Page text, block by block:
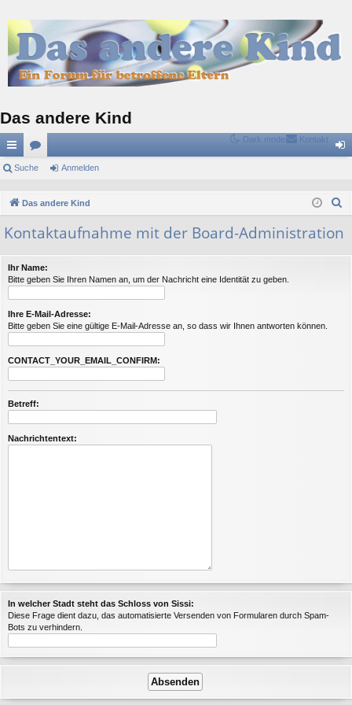
Das andere Kind
ch
llz
ug
riff
or
Dark mode Kontakt
el
de
Suche Anmelden
Das andere Kind
h
Kontaktaufnahme mit der Board-Administration
Ihr Name:
Bitte geben Sie Ihren Namen an, um der Nachricht eine Identität zu geben.
Ihre E-Mail-Adresse:
Bitte geben Sie eine gültige E-Mail-Adresse an, so dass wir Ihnen antworten können.
CONTACT_YOUR_EMAIL_CONFIRM:
Betreff:
Nachrichtentext:
In welcher Stadt steht das Schloss von Sissi:
Diese Frage dient dazu, das automatisierte Versenden von Formularen durch Spam-
Bots zu verhindern.